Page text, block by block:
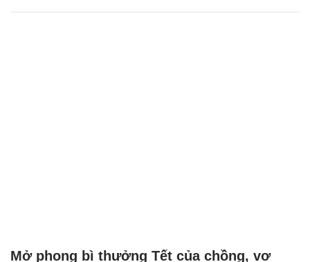
Mở phong bì thưởng Tết của chồng, vợ